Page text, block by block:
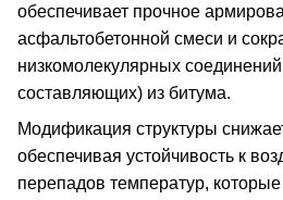
обеспечивает прочное
асфальтобетонной смеси и
низкомолекулярных
составляющих) из битума.
Модификация структуры
обеспечивая устойчивость к
перепадов температур,